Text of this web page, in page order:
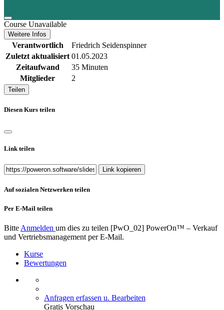
Course Unavailable
Weitere Infos
Verantwortlich
Friedrich Seidenspinner
Zuletzt aktualisiert 01.05.2023
Zeitaufwand
35 Minuten
Mitglieder
2
Teilen
Diesen Kurs teilen
Link teilen
Link kopieren
Auf sozialen Netzwerken teilen
Per E-Mail teilen
Bitte Anmelden um dies zu teilen [PwO_02] PowerOn™ – Verkauf
und Vertriebsmanagement per E-Mail.
Kurse
Bewertungen
Anfragen erfassen u. Bearbeiten
Gratis Vorschau